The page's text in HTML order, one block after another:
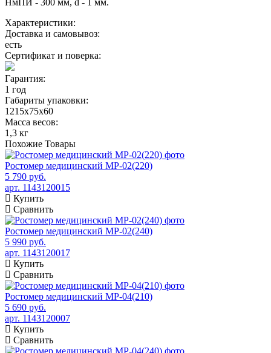
НмПИ - 300 мм, d - 1 мм.
Характеристики:
Доставка и самовывоз:
есть
Сертификат и поверка:
Гарантия:
1 год
Габариты упаковки:
1215х75х60
Масса весов:
1,3 кг
Похожие Товары
Ростомер медицинский МР-02(220)
5 790 руб.
арт. 1143120015
Купить
Сравнить
Ростомер медицинский МР-02(240)
5 990 руб.
арт. 1143120017
Купить
Сравнить
Ростомер медицинский МР-04(210)
5 690 руб.
арт. 1143120007
Купить
Сравнить